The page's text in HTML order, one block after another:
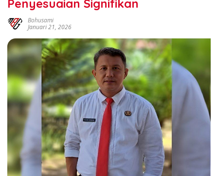
Penyesuaian Signifikan
Bohusami
Januari 21, 2026